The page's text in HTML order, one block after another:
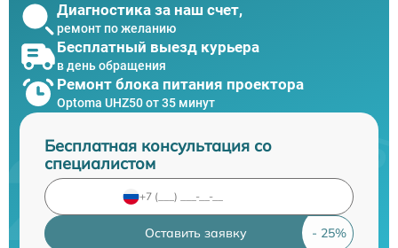
Диагностика за наш счет,
ремонт по желанию
Бесплатный выезд курьера
в день обращения
Ремонт блока питания проектора
Optoma UHZ50 от 35 минут
Бесплатная консультация со
специалистом
Оставить заявку